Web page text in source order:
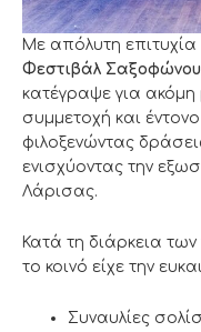
Με απόλυτη
Φεστιβάλ
κατέγραψε για
συμμετοχή και
φιλοξενώντας
ενισχύοντας την
Λάρισας.
Κατά τη διάρκεια
το κοινό είχε την
Συναυλίες